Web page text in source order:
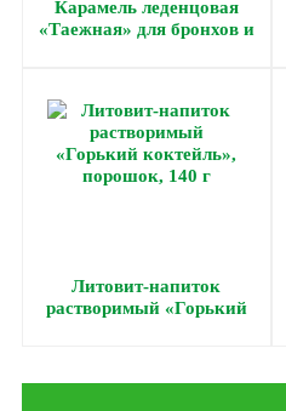
Карамель леденцовая
«Таежная» для бронхов и
Литовит-напиток
растворимый «Горький